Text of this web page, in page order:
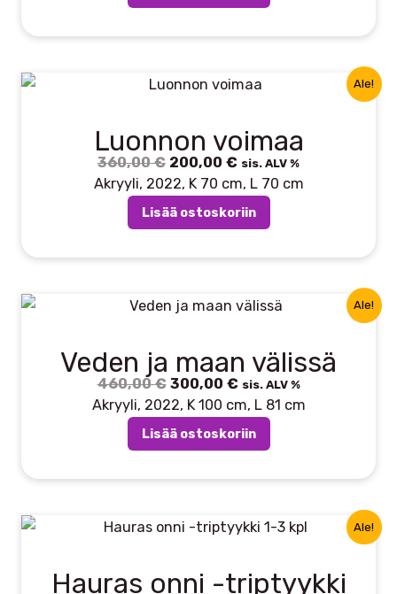
Ale!
Luonnon voimaa
360,00€ Alkuperäinen
hinta
oli:
360,00 €.
200,00 € Nykyinen
hinta
on:
200,00 €.
sis. ALV %
Akryyli, 2022, K 70 cm, L 70 cm
Lisää ostoskoriin
Ale!
Veden ja maan välissä
460,00€ Alkuperäinen
hinta
oli:
460,00 €.
300,00 € Nykyinen
hinta
on:
300,00 €.
sis. ALV %
Akryyli, 2022, K 100 cm, L 81 cm
Lisää ostoskoriin
Ale!
Hauras onni -triptyykki